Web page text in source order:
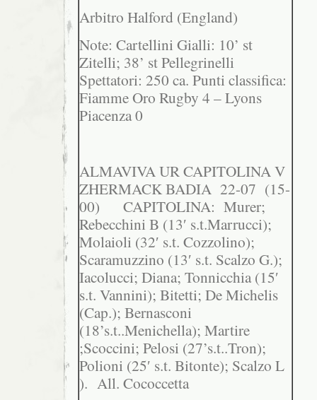
Arbitro Halford (England)
Note: Cartellini Gialli: 10’ st
Zitelli; 38’ st Pellegrinelli
Spettatori: 250 ca. Punti classifica:
Fiamme Oro Rugby 4 – Lyons
Piacenza 0
ALMAVIVA UR CAPITOLINA V
ZHERMACK BADIA 22-07 (15-
00) CAPITOLINA: Murer;
Rebecchini B (13′ s.t.Marrucci);
Molaioli (32′ s.t. Cozzolino);
Scaramuzzino (13′ s.t. Scalzo G.);
Iacolucci; Diana; Tonnicchia (15′
s.t. Vannini); Bitetti; De Michelis
(Cap.); Bernasconi
(18’s.t..Menichella); Martire
;Scoccini; Pelosi (27’s.t..Tron);
Polioni (25′ s.t. Bitonte); Scalzo L
). All. Cococcetta